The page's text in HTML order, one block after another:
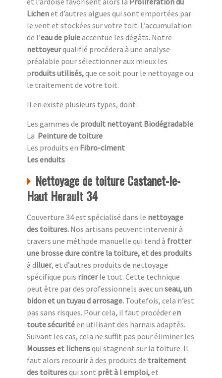
Lichenet d’autres algues qui sont emportées par
le vent et stockées sur votre toit. L’accumulation
de l’eau de pluieaccentue les dégâts. Notre
nettoyeurqualifié procédera à une analyse
préalable pour sélectionner aux mieux les
produits utilisés,que ce soit pour le nettoyage ou
le traitement de votre toit.
Il en existe plusieurs types, dont :
Les gammes de produit nettoyant Biodégradable
La Peinture de toiture
Les produits en Fibro-ciment
Les enduits
Nettoyage de toiture Castanet-le-
Haut Herault 34
Couverture 34 est spécialisé dans le nettoyage
des toitures. Nos artisans peuvent intervenir à
travers une méthode manuelle qui tend à frotter
une brosse dure contre la toiture, et des produits
à diluer, et d’autres produits de nettoyage
spécifique puis rincerle tout. Cette technique
peut être par des professionnels avec un seau, un
bidon et un tuyau d arrosage. Toutefois, cela n’est
pas sans risques. Pour cela, il faut procéder en
toute sécuritéen utilisant des harnais adaptés.
Suivant les cas, cela ne suffit pas pour éliminer les
Mousses et lichensqui stagnent sur la toiture. Il
faut alors recourir à des produits de traitement
des toituresqui sont prêt à l emploi,et